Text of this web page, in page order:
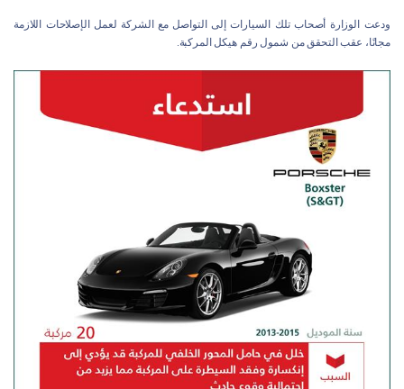
ودعت الوزارة أصحاب تلك السيارات إلى التواصل مع الشركة لعمل الإصلاحات اللازمة
مجانًا، عقب التحقق من شمول رقم هيكل المركبة.